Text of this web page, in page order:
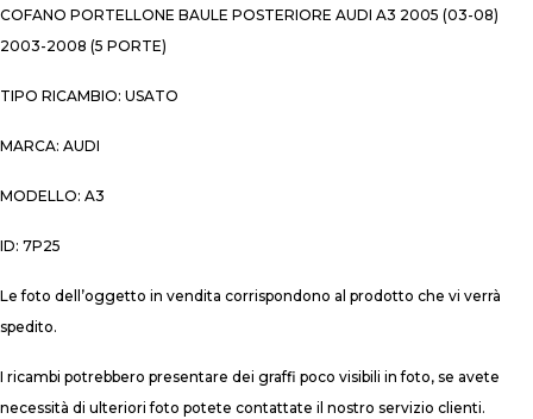
COFANO PORTELLONE BAULE POSTERIORE AUDI A3 2005 (03-08)
2003-2008 (5 PORTE)
TIPO RICAMBIO: USATO
MARCA: AUDI
MODELLO: A3
ID: 7P25
Le foto dell’oggetto in vendita corrispondono al prodotto che vi verrà
spedito.
I ricambi potrebbero presentare dei graffi poco visibili in foto, se avete
necessità di ulteriori foto potete contattate il nostro servizio clienti.